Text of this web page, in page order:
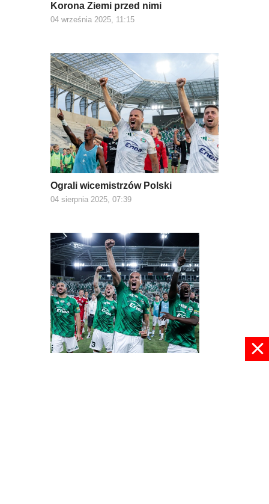
Korona Ziemi przed nimi
04 września 2025, 11:15
Ograli wicemistrzów Polski
04 sierpnia 2025, 07:39